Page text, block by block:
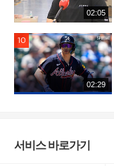
02:05
02:29
서비스 바로가기